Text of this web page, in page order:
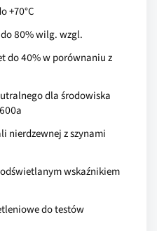
+70°C
80% wilg. wzgl.
do 40% w porównaniu z
dla środowiska
nierdzewnej z szynami
wskaźnikiem
do testów